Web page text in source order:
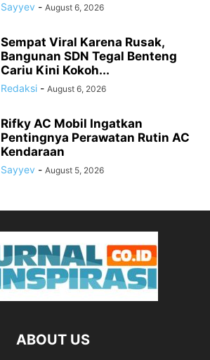
Sayyev - August 6, 2026
Sempat Viral Karena Rusak,
Bangunan SDN Tegal Benteng
Cariu Kini Kokoh...
Redaksi - August 6, 2026
Rifky AC Mobil Ingatkan
Pentingnya Perawatan Rutin AC
Kendaraan
Sayyev - August 5, 2026
ABOUT US